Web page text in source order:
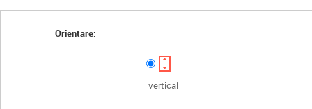
Orientare:
vertical